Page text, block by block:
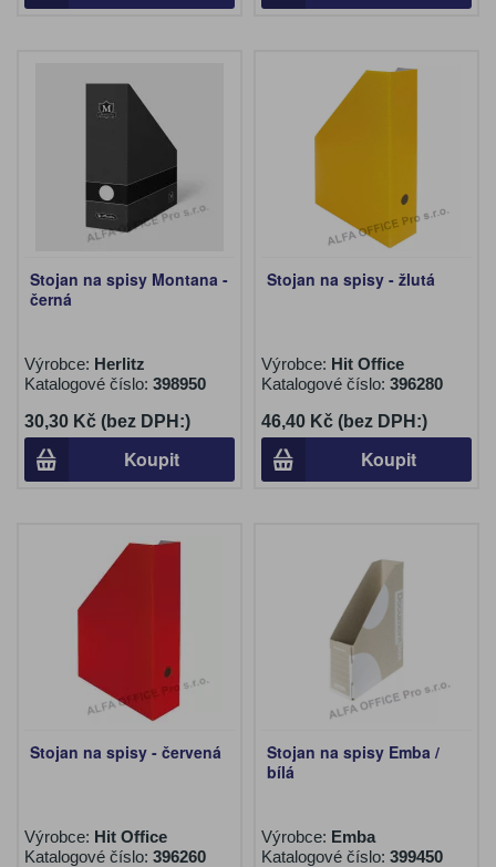
Stojan na spisy Montana -
černá
Výrobce: Herlitz
Katalogové číslo: 398950
30,30 Kč (bez DPH:)
Koupit
Stojan na spisy - žlutá
Výrobce: Hit Office
Katalogové číslo: 396280
46,40 Kč (bez DPH:)
Koupit
Stojan na spisy - červená
Výrobce: Hit Office
Katalogové číslo: 396260
Stojan na spisy Emba /
bílá
Výrobce: Emba
Katalogové číslo: 399450